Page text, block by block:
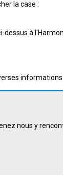
la case :
à
informations
nous y